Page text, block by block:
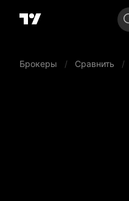
Брокеры / Сравнить /